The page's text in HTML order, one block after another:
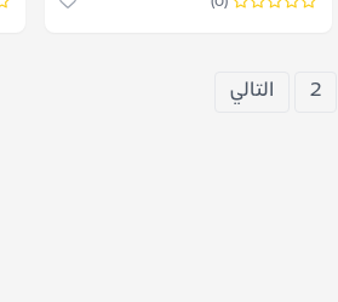
2 التالي